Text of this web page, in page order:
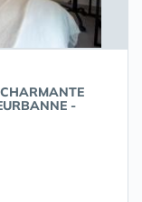
-